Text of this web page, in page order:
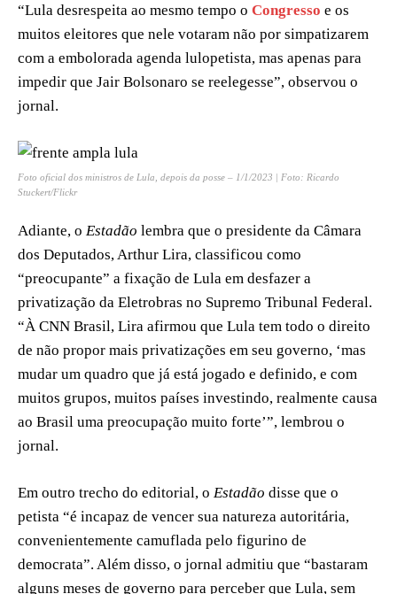
“Lula desrespeita ao mesmo tempo o Congresso e os
muitos eleitores que nele votaram não por simpatizarem
com a embolorada agenda lulopetista, mas apenas para
impedir que Jair Bolsonaro se reelegesse”, observou o
jornal.
Foto oficial dos ministros de Lula, depois da posse – 1/1/2023 | Foto: Ricardo
Stuckert/Flickr
Adiante, o Estadão lembra que o presidente da Câmara
dos Deputados, Arthur Lira, classificou como
“preocupante” a fixação de Lula em desfazer a
privatização da Eletrobras no Supremo Tribunal Federal.
“À CNN Brasil, Lira afirmou que Lula tem todo o direito
de não propor mais privatizações em seu governo, ‘mas
mudar um quadro que já está jogado e definido, e com
muitos grupos, muitos países investindo, realmente causa
ao Brasil uma preocupação muito forte’”, lembrou o
jornal.
Em outro trecho do editorial, o Estadão disse que o
petista “é incapaz de vencer sua natureza autoritária,
convenientemente camuflada pelo figurino de
democrata”. Além disso, o jornal admitiu que “bastaram
alguns meses de governo para perceber que Lula, sem